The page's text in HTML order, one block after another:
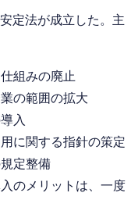
定法が成立した。主
組みの廃止
の範囲の拡大
入
に関する指針の策定
定整備
のメリットは、一度